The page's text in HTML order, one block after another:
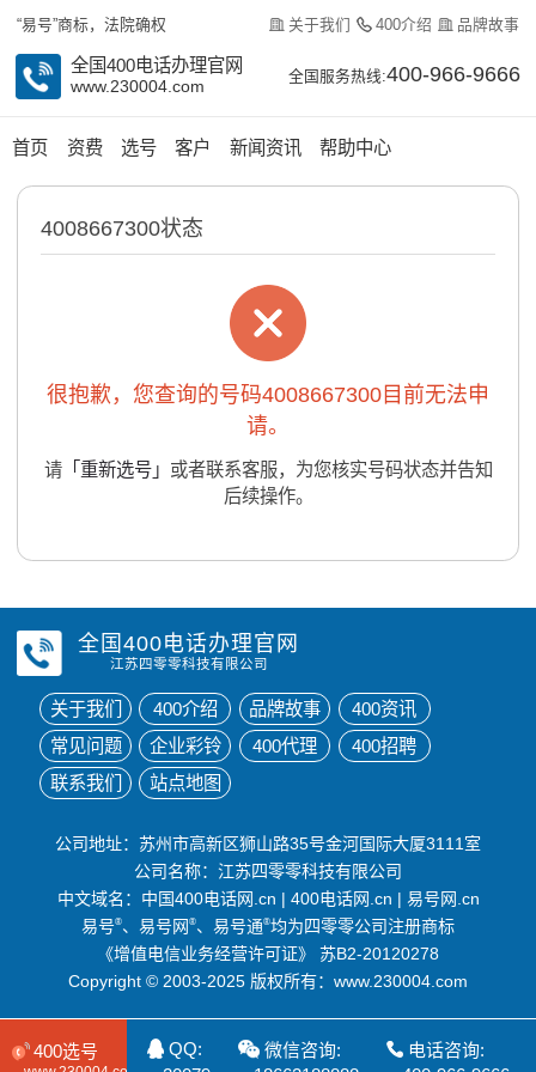
“易号”商标，法院确权 关于我们 400介绍 品牌故事
全国400电话办理官网
www.230004.com
全国服务热线:400-966-9666
首页 资费 选号 客户 新闻资讯 帮助中心
4008667300状态
很抱歉，您查询的号码4008667300目前无法申
请。
请「重新选号」 或者联系客服，为您核实号码状态并告知
后续操作。
全国400电话办理官网
江苏四零零科技有限公司
关于我们 400介绍 品牌故事
400资讯
常见问题
企业彩铃 400代理
400招聘
联系我们
站点地图
公司地址：苏州市高新区狮山路35号金河国际大厦3111室
公司名称：江苏四零零科技有限公司
中文域名： 中国400电话网.cn | 400电话网.cn | 易号网.cn
易号®、易号网®、易号通®均为四零零公司注册商标
《增值电信业务经营许可证》
苏B2-20120278
Copyright © 2003-2025 版权所有：www.230004.com
400选号
QQ:
微信咨询:
电话咨询: